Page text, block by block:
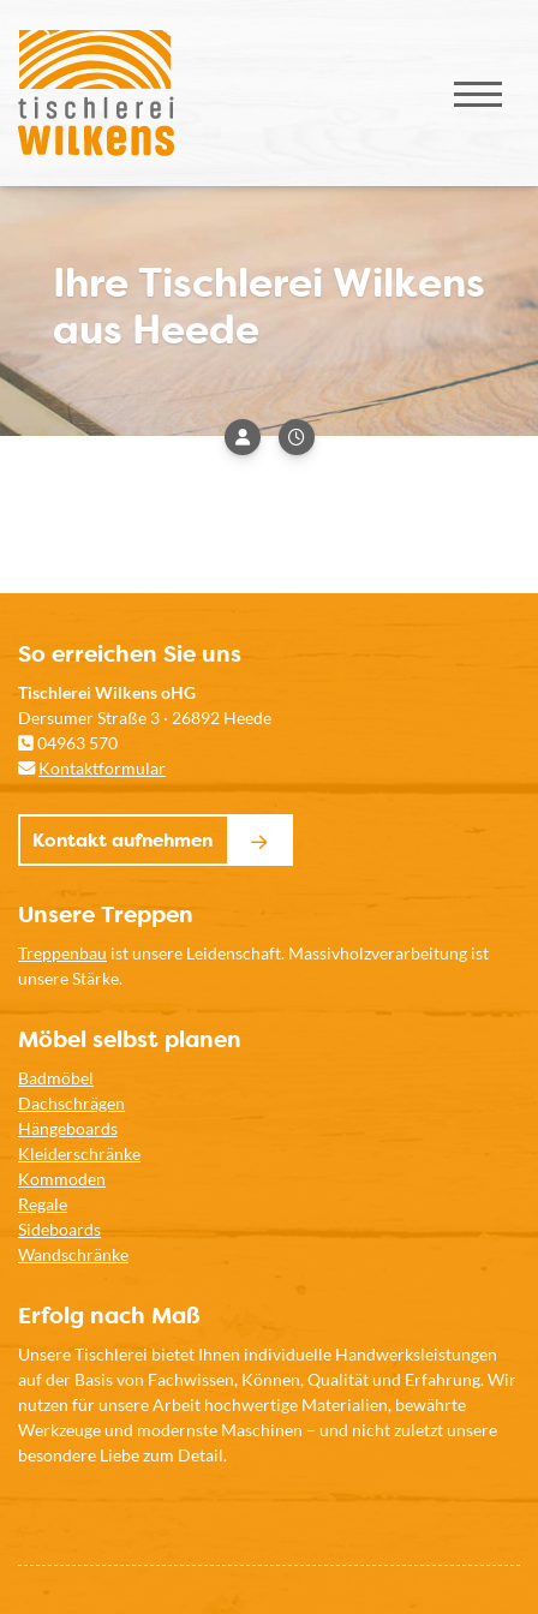
Ihre Tischlerei Wilkens
aus Heede
So erreichen Sie uns
Tischlerei Wilkens oHG
Dersumer Straße 3 · 26892 Heede
04963 570
Kontaktformular
Kontakt aufnehmen
Unsere Treppen
Treppenbau ist unsere Leidenschaft. Massivholzverarbeitung ist
unsere Stärke.
Möbel selbst planen
Badmöbel
Dachschrägen
Hängeboards
Kleiderschränke
Kommoden
Regale
Sideboards
Wandschränke
Erfolg nach Maß
Unsere Tischlerei bietet Ihnen individuelle Handwerksleistungen
auf der Basis von Fachwissen, Können, Qualität und Erfahrung. Wir
nutzen für unsere Arbeit hochwertige Materialien, bewährte
Werkzeuge und modernste Maschinen – und nicht zuletzt unsere
besondere Liebe zum Detail.